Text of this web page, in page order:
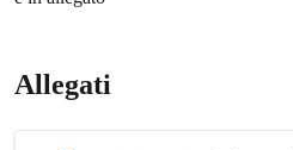
Allegati